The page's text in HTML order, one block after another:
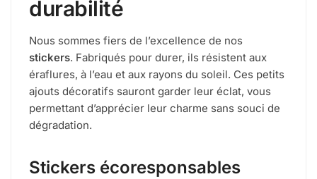
durabilité
Nous sommes fiers de l’excellence de nos
stickers. Fabriqués pour durer, ils résistent aux
éraflures, à l’eau et aux rayons du soleil. Ces petits
ajouts décoratifs sauront garder leur éclat, vous
permettant d’apprécier leur charme sans souci de
dégradation.
Stickers écoresponsables